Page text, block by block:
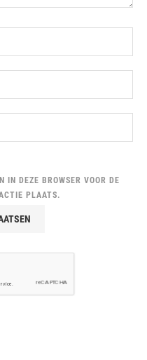
DEZE BROWSER VOOR DE
PLAATS.